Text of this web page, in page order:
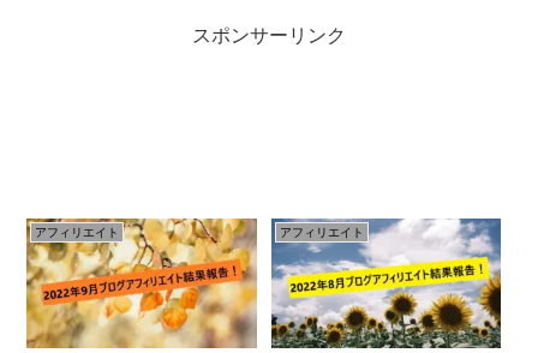
スポンサーリンク
アフィリエイト アフィリエイト